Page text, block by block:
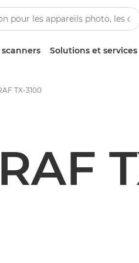
Solutions et services
TX-3100